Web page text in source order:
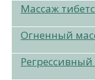
Массаж
Огненный
Регрессивный